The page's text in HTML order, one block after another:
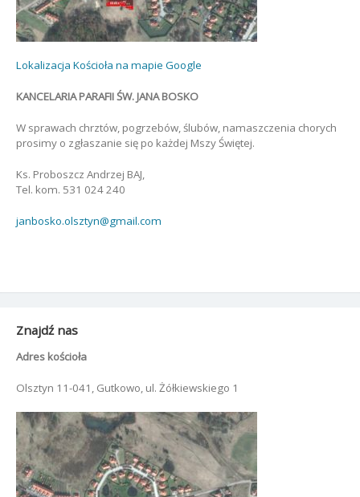
Lokalizacja Kościoła na mapie Google
KANCELARIA PARAFII ŚW. JANA BOSKO
W sprawach chrztów, pogrzebów, ślubów, namaszczenia chorych
prosimy o zgłaszanie się po każdej Mszy Świętej.
Ks. Proboszcz Andrzej BAJ,
Tel. kom. 531 024 240
janbosko.olsztyn@gmail.com
Znajdź nas
Adres kościoła
Olsztyn 11-041, Gutkowo, ul. Żółkiewskiego 1